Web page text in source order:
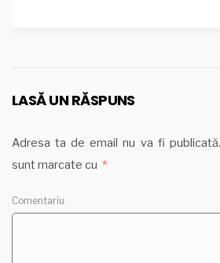
LASĂ UN RĂSPUNS
Adresa ta de email nu va fi publicată.
sunt marcate cu *